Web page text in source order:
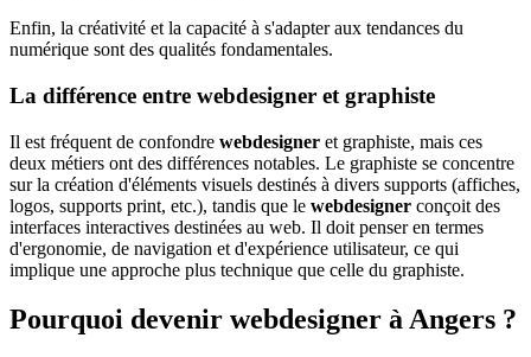
Enfin, la créativité et la capacité à s'adapter aux tendances du
numérique sont des qualités fondamentales.
La différence entre webdesigner et graphiste
Il est fréquent de confondre webdesigner et graphiste, mais ces
deux métiers ont des différences notables. Le graphiste se concentre
sur la création d'éléments visuels destinés à divers supports (affiches,
logos, supports print, etc.), tandis que le webdesigner conçoit des
interfaces interactives destinées au web. Il doit penser en termes
d'ergonomie, de navigation et d'expérience utilisateur, ce qui
implique une approche plus technique que celle du graphiste.
Pourquoi devenir webdesigner à Angers ?